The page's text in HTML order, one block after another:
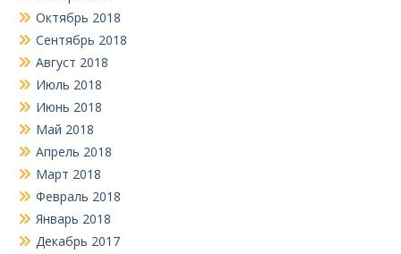
Октябрь 2018
Сентябрь 2018
Август 2018
Июль 2018
Июнь 2018
Май 2018
Апрель 2018
Март 2018
Февраль 2018
Январь 2018
Декабрь 2017